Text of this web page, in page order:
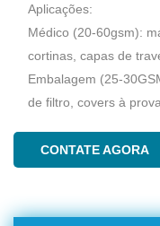
Aplicações:
Médico (20-60gsm):
cortinas, capas de
Embalagem (25-
de filtro, covers à
CONTATE AGORA